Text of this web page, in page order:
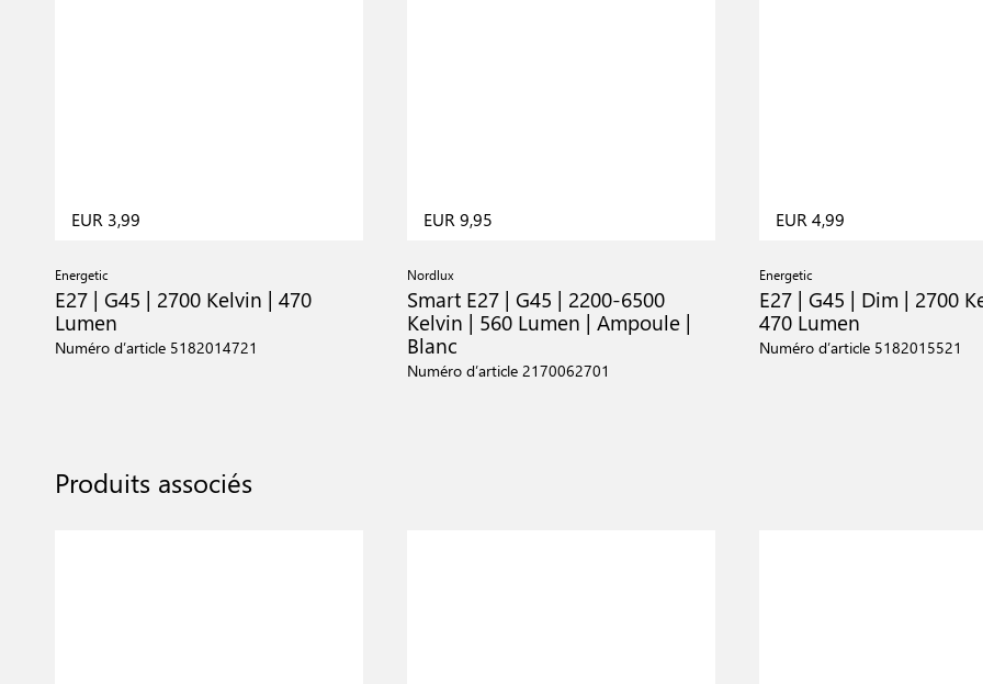
EUR 3,99
Energetic
E27 | G45 | 2700 Kelvin | 470
Lumen
Numéro d’article 5182014721
EUR 9,95
Nordlux
Smart E27 | G45 | 2200-6500
Kelvin | 560 Lumen | Ampoule |
Blanc
Numéro d’article 2170062701
EUR 4,99
Energetic
E27 | G45 | Dim | 2700
470 Lumen
Numéro d’article 5182015521
Produits associés